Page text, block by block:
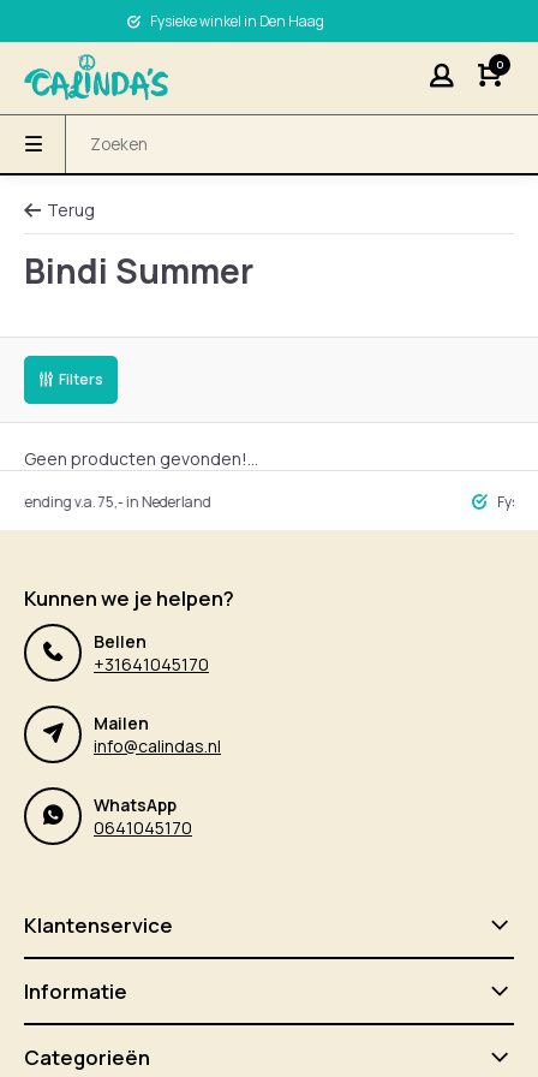
Fysieke winkel in Den Haag
0
Terug
Bindi Summer
Filters
Geen producten gevonden!...
v.a. 75,- in Nederland Fysieke
Kunnen we je helpen?
Bellen
+31641045170
Mailen
info@calindas.nl
WhatsApp
0641045170
Klantenservice
Informatie
Categorieën